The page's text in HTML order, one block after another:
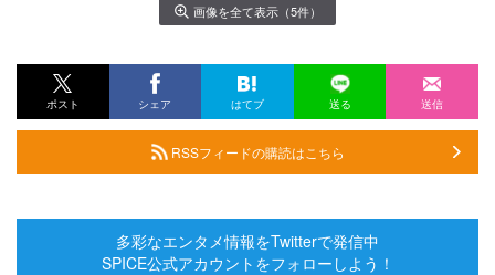
画像を全て表示（5件）
ポスト シェア はてブ 送る 送信
RSSフィードの購読はこちら
多彩なエンタメ情報をTwitterで発信中
SPICE公式アカウントをフォローしよう！